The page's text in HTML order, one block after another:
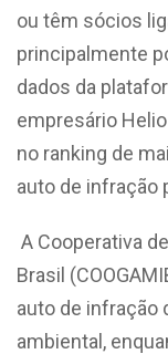
ou têm sócios
principalmente
dados da
empresário
no ranking de
auto de infração
A Cooperativa
Brasil
auto de infração
ambiental,